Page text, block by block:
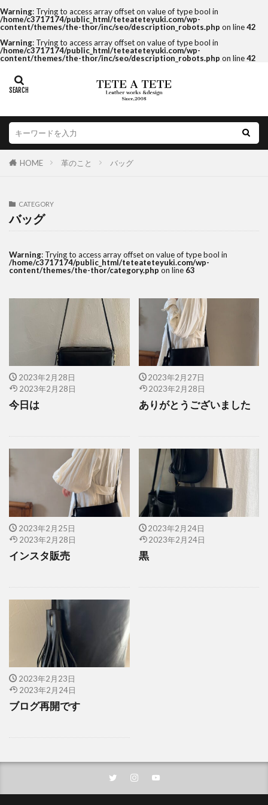
Warning: Trying to access array offset on value of type bool in
/home/c3717174/public_html/teteateteyuki.com/wp-
content/themes/the-thor/inc/seo/description_robots.php on line42
Warning: Trying to access array offset on value of type bool in
/home/c3717174/public_html/teteateteyuki.com/wp-
content/themes/the-thor/inc/seo/description_robots.php on line42
HOME 革のこと バッグ
CATEGORY
バッグ
Warning: Trying to access array offset on value of type bool in
/home/c3717174/public_html/teteateteyuki.com/wp-
content/themes/the-thor/category.php on line 63
2023年2月28日
2023年2月28日
今日は
2023年2月27日
2023年2月28日
ありがとうございました
2023年2月25日
2023年2月28日
インスタ販売
2023年2月24日
2023年2月24日
黒
2023年2月23日
2023年2月24日
ブログ再開です